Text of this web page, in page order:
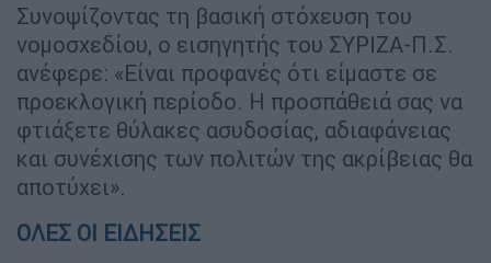
Συνοψίζοντας τη βασική στόχευση του
νομοσχεδίου, ο εισηγητής του ΣΥΡΙΖΑ-Π.Σ.
ανέφερε: «Είναι προφανές ότι είμαστε σε
προεκλογική περίοδο. Η προσπάθειά σας να
φτιάξετε θύλακες ασυδοσίας, αδιαφάνειας
και συνέχισης των πολιτών της ακρίβειας θα
αποτύχει».
ΟΛΕΣ ΟΙ ΕΙΔΗΣΕΙΣ